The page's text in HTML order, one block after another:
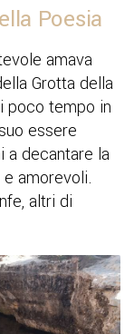
Poesia
amava
Grotta della
poco tempo in
essere
a decantare la
amorevoli.
altri di